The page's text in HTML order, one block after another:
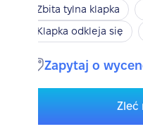
Zbita tylna klapka
Klapka odkleja się
Zapytaj o
Zleć